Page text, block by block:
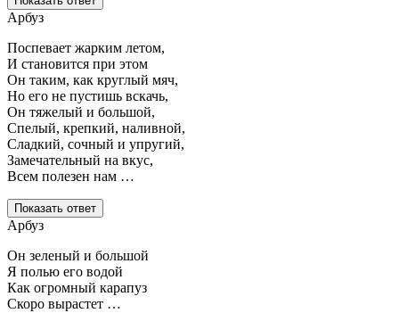
Арбуз
Поспевает жарким летом,
И становится при этом
Он таким, как круглый мяч,
Но его не пустишь вскачь,
Он тяжелый и большой,
Спелый, крепкий, наливной,
Сладкий, сочный и упругий,
Замечательный на вкус,
Всем полезен нам …
Показать ответ
Арбуз
Он зеленый и большой
Я полью его водой
Как огромный карапуз
Скоро вырастет …